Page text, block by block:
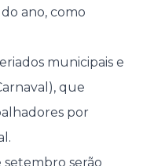
ano, como
municipais e
que
por
setembro serão